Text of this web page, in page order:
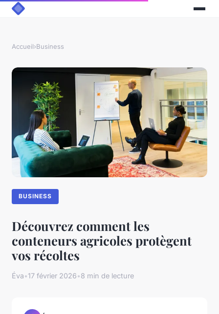
Accueil›Business
BUSINESS
Découvrez comment les
conteneurs agricoles protègent
vos récoltes
Éva•17 février 2026•8 min de lecture